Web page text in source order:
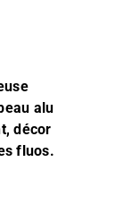
alu
décor
fluos.